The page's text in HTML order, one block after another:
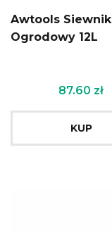
Awtools Siewnik
Ogrodowy 12L
87.60 zł
KUP